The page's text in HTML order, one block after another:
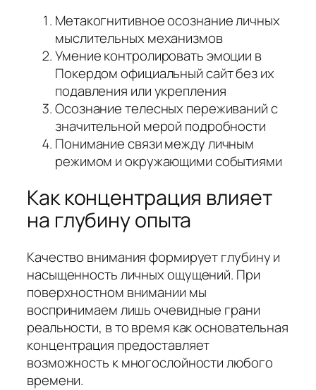
Метакогнитивное осознание личных
мыслительных механизмов
Умение контролировать эмоции в
Покердом официальный сайт без их
подавления или укрепления
Осознание телесных переживаний с
значительной мерой подробности
Понимание связи между личным
режимом и окружающими событиями
Как концентрация влияет
на глубину опыта
Качество внимания формирует глубину и
насыщенность личных ощущений. При
поверхностном внимании мы
воспринимаем лишь очевидные грани
реальности, в то время как основательная
концентрация предоставляет
возможность к многослойности любого
времени.